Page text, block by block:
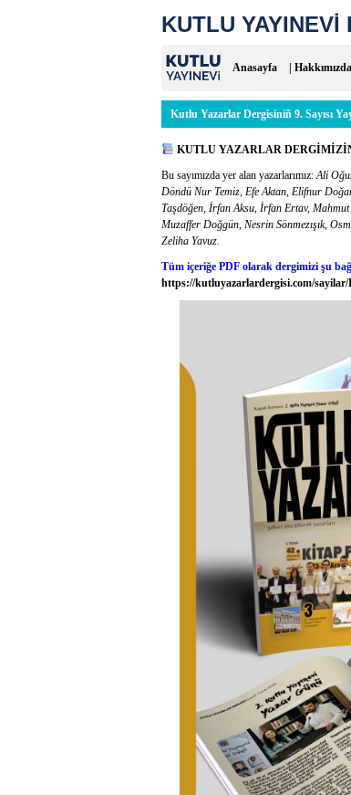
KUTLU YAYINEVİ
Anasayfa |
Kutlu Yazarlar Dergisiniñ 9. Sayısı
KUTLU YAZARLAR
Bu sayımızda yer alan yazarlarımız:Ali
Döndü Nur Temiz, Efe Aktan, Elifnur
Taşdöğen, İrfan Aksu, İrfan Ertav,
Muzaffer Doğgün, Nesrin Sönmezışık,
Zeliha Yavuz.
Tüm içeriğe PDF olarak dergimizi şu
https://kutluyazarlardergisi.com/